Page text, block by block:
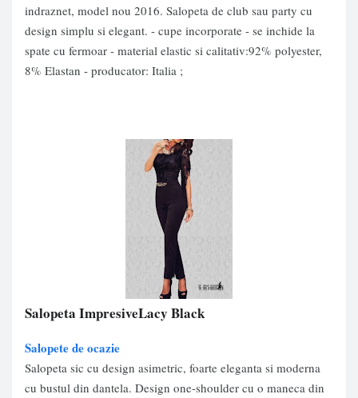
indraznet, model nou 2016. Salopeta de club sau party cu
design simplu si elegant. - cupe incorporate - se inchide la
spate cu fermoar - material elastic si calitativ:92% polyester,
8% Elastan - producator: Italia ;
Salopeta ImpresiveLacy Black
Salopete de ocazie
Salopeta sic cu design asimetric, foarte eleganta si moderna
cu bustul din dantela. Design one-shoulder cu o maneca din